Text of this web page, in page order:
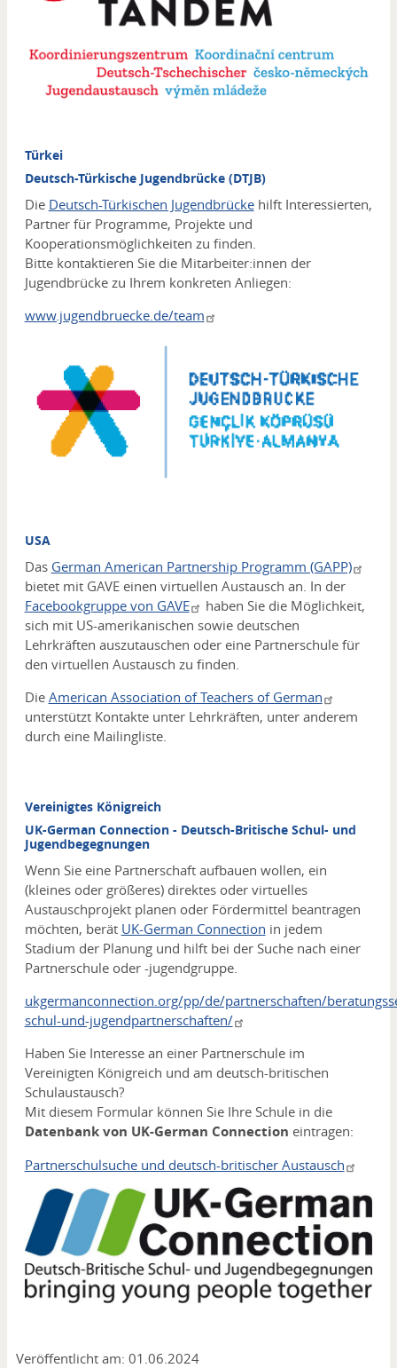
Türkei
Deutsch-Türkische Jugendbrücke (DTJB)
Die Deutsch-Türkischen Jugendbrückehilft Interessierten,
Partner für Programme, Projekte und
Kooperationsmöglichkeiten zu finden.
Bitte kontaktieren Sie die Mitarbeiter:innen der
Jugendbrücke zu Ihrem konkreten Anliegen:
www.jugendbruecke.de/team
USA
Das German American Partnership Programm (GAPP)
bietet mit GAVE einen virtuellen Austausch an. In der
Facebookgruppe von GAVE
haben Sie die Möglichkeit,
sich mit US-amerikanischen sowie deutschen
Lehrkräften auszutauschen oder eine Partnerschule für
den virtuellen Austausch zu finden.
Die American Association of Teachers of German
unterstützt Kontakte unter Lehrkräften, unter anderem
durch eine Mailingliste.
Vereinigtes Königreich
UK-German Connection - Deutsch-Britische Schul- und
Jugendbegegnungen
Wenn Sie eine Partnerschaft aufbauen wollen, ein
(kleines oder größeres) direktes oder virtuelles
Austauschprojekt planen oder Fördermittel beantragen
möchten, berät UK-German Connection in jedem
Stadium der Planung und hilft bei der Suche nach einer
Partnerschule oder -jugendgruppe.
ukgermanconnection.org/pp/de/partnerschaften/
schul-und-jugendpartnerschaften/
Haben Sie Interesse an einer Partnerschule im
Vereinigten Königreich und am deutsch-britischen
Schulaustausch?
Mit diesem Formular können Sie Ihre Schule in die
Datenbank von UK-German Connection eintragen:
Partnerschulsuche und deutsch-britischer Austausch
Media
Veröffentlicht am: 01.06.2024